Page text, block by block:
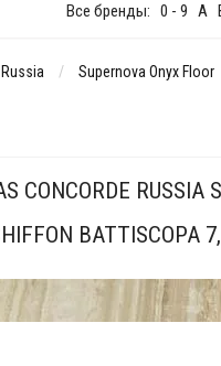
Все бренды: 0 - 9 A
Supernova Onyx Floor
RUSSIA